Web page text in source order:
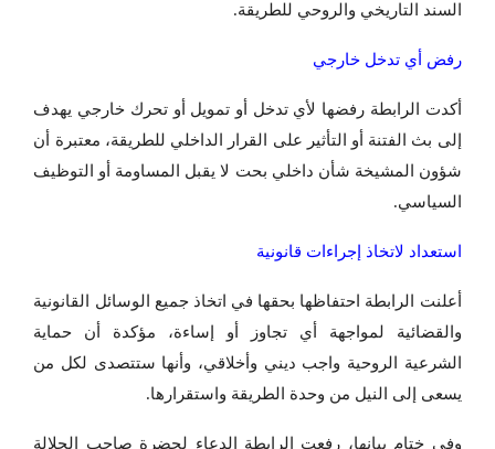
السند التاريخي والروحي للطريقة.
رفض أي تدخل خارجي
أكدت الرابطة رفضها لأي تدخل أو تمويل أو تحرك خارجي يهدف
إلى بث الفتنة أو التأثير على القرار الداخلي للطريقة، معتبرة أن
شؤون المشيخة شأن داخلي بحت لا يقبل المساومة أو التوظيف
السياسي.
استعداد لاتخاذ إجراءات قانونية
أعلنت الرابطة احتفاظها بحقها في اتخاذ جميع الوسائل القانونية
والقضائية لمواجهة أي تجاوز أو إساءة، مؤكدة أن حماية
الشرعية الروحية واجب ديني وأخلاقي، وأنها ستتصدى لكل من
يسعى إلى النيل من وحدة الطريقة واستقرارها.
وفي ختام بيانها، رفعت الرابطة الدعاء لحضرة صاحب الجلالة